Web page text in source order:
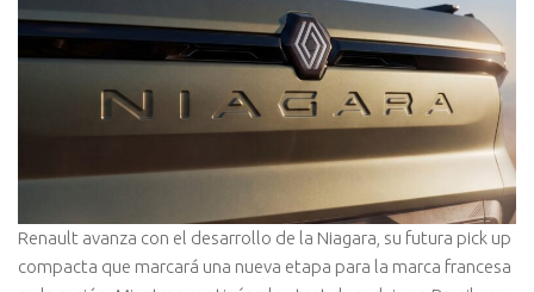
Renault avanza con el desarrollo de la Niagara, su futura pick up
compacta que marcará una nueva etapa para la marca francesa